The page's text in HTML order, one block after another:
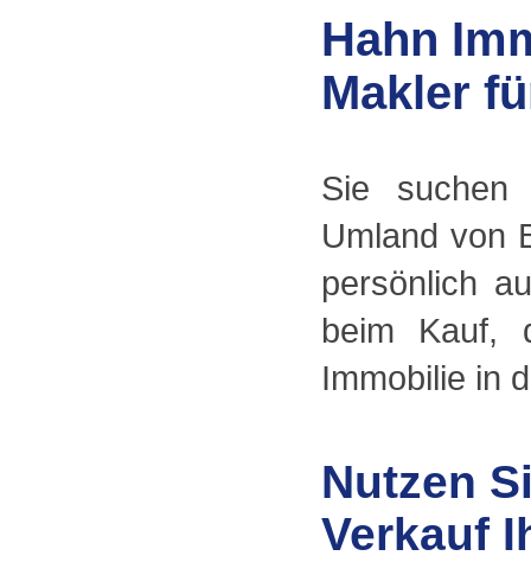
Hahn
Makler
Sie suchen
Umland von
persönlich
beim Kauf,
Immobilie in
Nutzen
Verkauf